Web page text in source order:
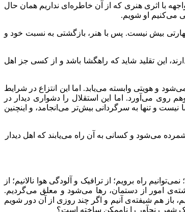
با اثری هنری که از آن خاطره‌ای نداریم همان حال
می‌کنیم او شویم.
بیش نیست. پس با هنر، بازگشتی به نسبت خود و
این تقلید شاید که راهگشا باشد و از کسی جز اهل
و هویتی وابسته می‌یابد. اما این انتزاع در شرایط
روی می‌آورد. اما این استقلال را دشواری دیدار در
و تنها به سرگردانی بیش‌تر می‌انجامد، و اینچنین
می‌شود و کسانی به آن راه می‌یابند که اهل دیدار
راه برویم؛ از ترافیک و آلودگی هوا نالانیم؛ از
امور از دستمان، رها می‌شود و معلق می‌گردیم.
باز هم شیفته‌ی آنیم و اگر چند روزی از آن دور شویم
شهر رنجآور را ناممکن ساخته است؟